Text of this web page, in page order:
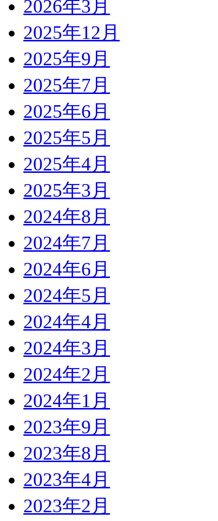
2026年3月
2025年12月
2025年9月
2025年7月
2025年6月
2025年5月
2025年4月
2025年3月
2024年8月
2024年7月
2024年6月
2024年5月
2024年4月
2024年3月
2024年2月
2024年1月
2023年9月
2023年8月
2023年4月
2023年2月